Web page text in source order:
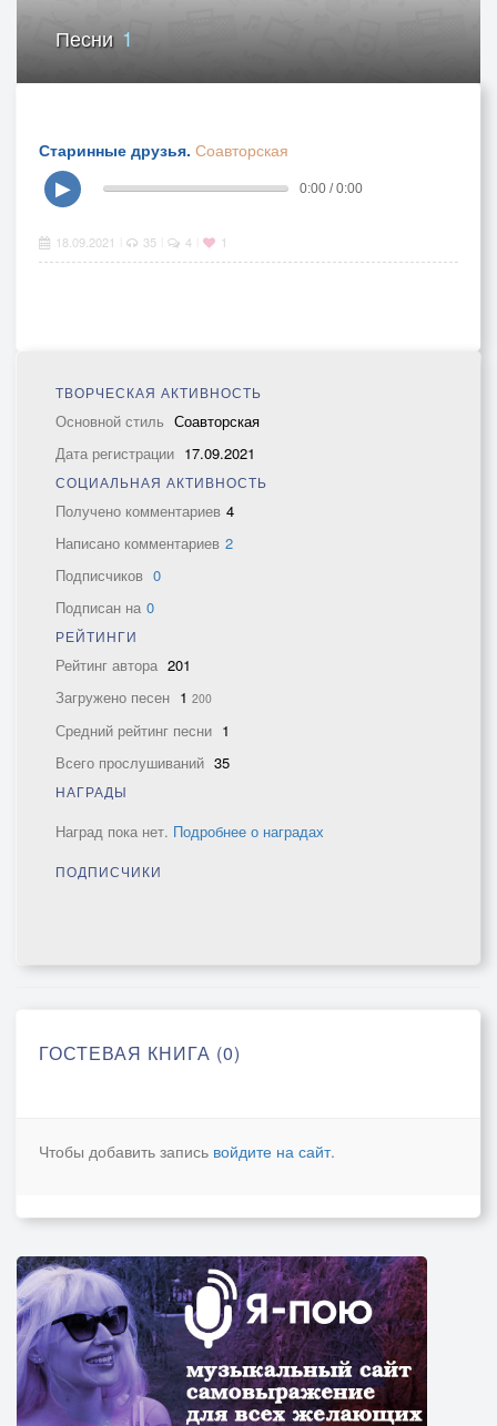
Песни 1
Старинные друзья. Соавторская
▶
0:00 / 0:00
18.09.2021 35 4 1
ТВОРЧЕСКАЯ АКТИВНОСТЬ
Основной стиль Соавторская
Дата регистрации 17.09.2021
СОЦИАЛЬНАЯ АКТИВНОСТЬ
Получено комментариев 4
Написано комментариев 2
Подписчиков 0
Подписан на 0
РЕЙТИНГИ
Рейтинг автора 201
Загружено песен 1 200
Средний рейтинг песни 1
Всего прослушиваний 35
НАГРАДЫ
Наград пока нет. Подробнее о наградах
ПОДПИСЧИКИ
ГОСТЕВАЯ КНИГА (0)
Чтобы добавить запись войдите на сайт.